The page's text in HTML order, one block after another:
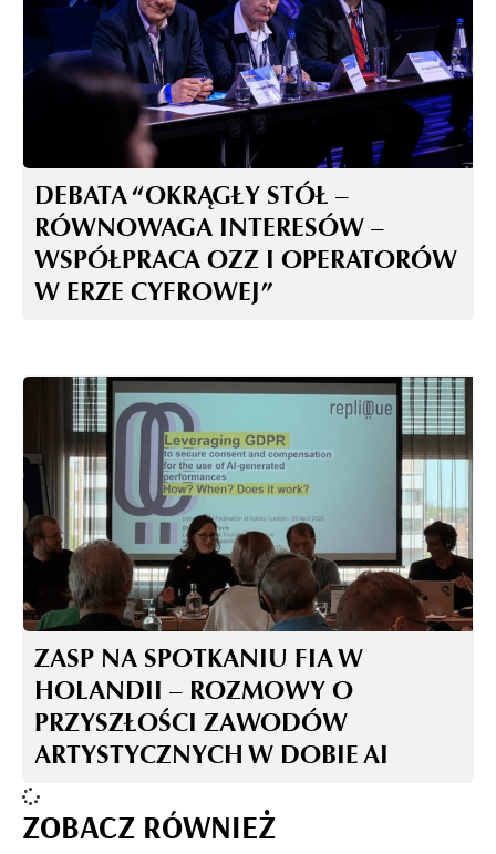
ZOBACZ RÓWNIEŻ
DEBATA “OKRĄGŁY STÓŁ –
RÓWNOWAGA INTERESÓW –
WSPÓŁPRACA OZZ I OPERATORÓW
W ERZE CYFROWEJ”
ZASP NA SPOTKANIU FIA W
HOLANDII – ROZMOWY O
PRZYSZŁOŚCI ZAWODÓW
ARTYSTYCZNYCH W DOBIE AI